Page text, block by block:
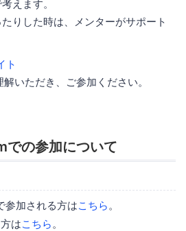
えます。
りした時は、メンターがサポート
ト
いただき、ご参加ください。
での参加について
加される方はこちら。
はこちら。